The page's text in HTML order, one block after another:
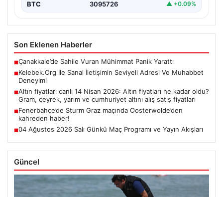
BTC 3095726 ▲ +0.09%
Son Eklenen Haberler
■Çanakkale’de Sahile Vuran Mühimmat Panik Yarattı
■Kelebek.Org İle Sanal İletişimin Seviyeli Adresi Ve Muhabbet
Deneyimi
■Altın fiyatları canlı 14 Nisan 2026: Altın fiyatları ne kadar oldu?
Gram, çeyrek, yarım ve cumhuriyet altını alış satış fiyatları
■Fenerbahçe’de Sturm Graz maçında Oosterwolde’den
kahreden haber!
■04 Ağustos 2026 Salı Günkü Maç Programı ve Yayın Akışları
Güncel